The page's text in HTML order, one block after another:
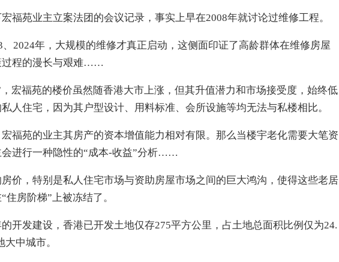
苑业主立案法团的会议记录，事实上早在2008年就讨论过维修工程。
年，大规模的维修才真正启动，这侧面印证了高龄群体在维修房屋
过程的漫长与艰难……
福苑的楼价虽然随香港大市上涨，但其升值潜力和市场接受度，始终低
人住宅，因为其户型设计、用料标准、会所设施等均无法与私楼相比。
苑的业主其房产的资本增值能力相对有限。那么当楼宇老化需要大笔资
会进行一种隐性的“成本-收益”分析……
，特别是私人住宅市场与资助房屋市场之间的巨大鸿沟，使得这些老居
住房阶梯”上被冻结了。
发建设，香港已开发土地仅存275平方公里，占土地总面积比例仅为24.
中城市。